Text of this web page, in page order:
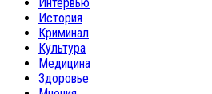
История
Криминал
Культура
Медицина
Здоровье